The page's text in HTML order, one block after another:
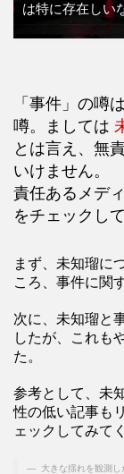
は特に存在しい
「事件」の噂
噂。ましては
とは言え、無
いけません。
責任あるメデ
をチェックし
まず、未知瑠に
ころ、事件に関
次に、未知瑠と
したが、これも
た。
参考として、未
性の低い記事も
ェックしてみて
大きな揺れを観測